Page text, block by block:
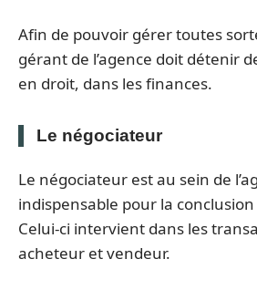
Afin de pouvoir gérer toutes
gérant de l’agence doit détenir
en droit, dans les finances.
Le négociateur
Le négociateur est au sein de
indispensable pour la
Celui-ci intervient dans les
acheteur et vendeur.